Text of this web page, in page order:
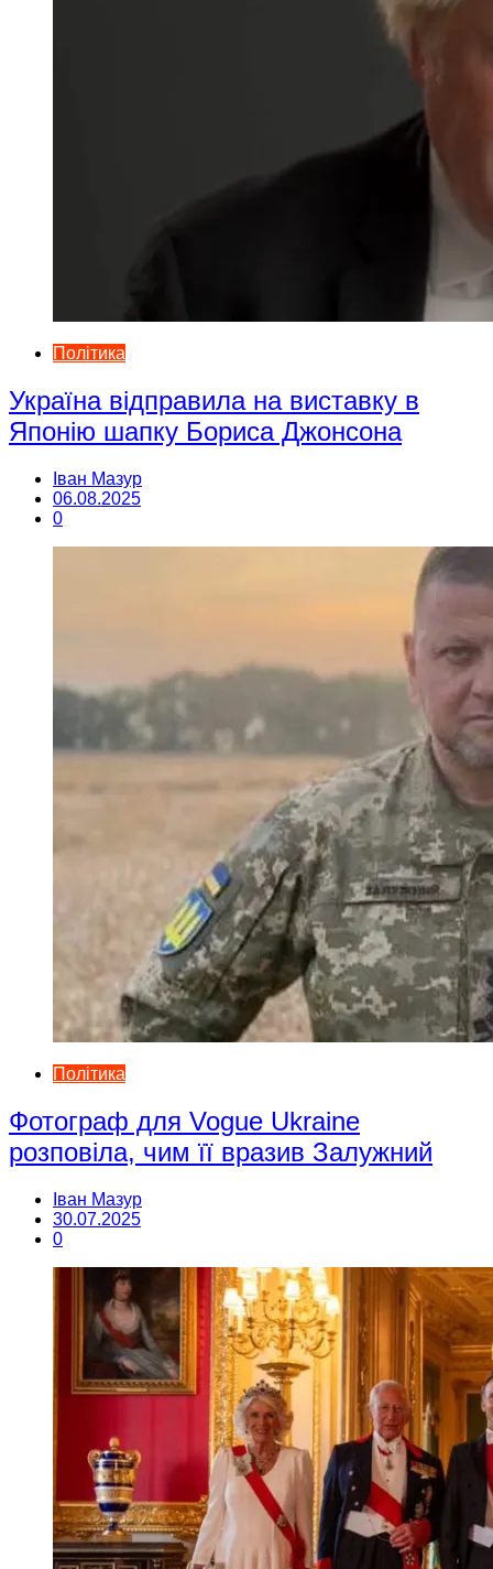
Політика
Україна відправила на виставку в
Японію шапку Бориса Джонсона
Іван Мазур
06.08.2025
0
Політика
Фотограф для Vogue Ukraine
розповіла, чим її вразив Залужний
Іван Мазур
30.07.2025
0